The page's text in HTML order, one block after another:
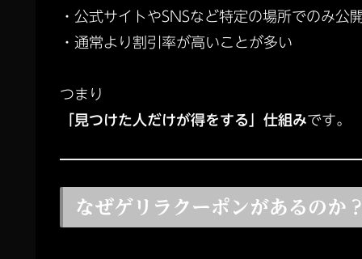
・公式サイトやSNSなど特定の場所でのみ公開
・通常より割引率が高いことが多い
つまり
「見つけた人だけが得をする」仕組みです。
なぜゲリラクーポンがあるのか？